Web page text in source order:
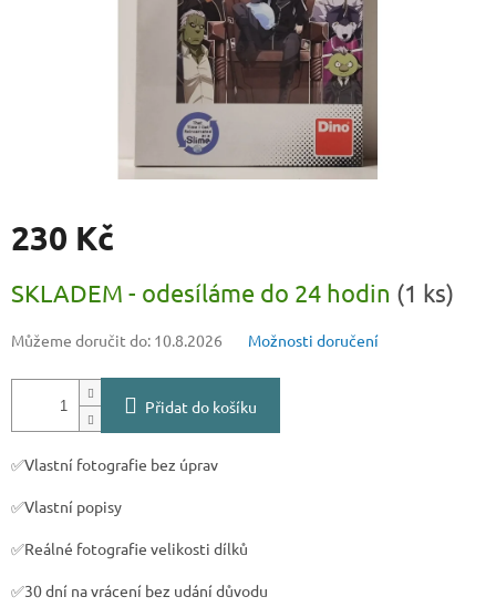
230 Kč
cena:
SKLADEM - odesíláme do 24 hodin (1 ks)
Můžeme doručit do: 10.8.2026 Možnosti doručení
Přidat do košíku
✅Vlastní fotografie bez úprav
✅Vlastní popisy
✅Reálné fotografie velikosti dílků
✅30 dní na vrácení bez udání důvodu